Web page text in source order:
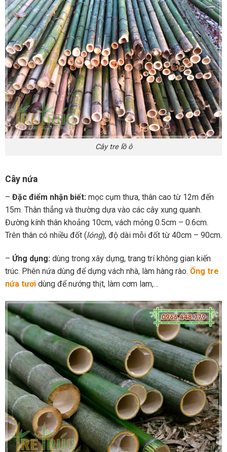
Cây tre lồ ô
Cây nứa
– Đặc điểm nhận biết: mọc cụm thưa, thân cao từ 12m đến
15m. Thân thẳng và thường dựa vào các cây xung quanh.
Đường kính thân khoảng 10cm, vách mỏng 0.5cm – 0.6cm.
Trên thân có nhiều đốt (lóng), độ dài mỗi đốt từ 40cm – 90cm.
– Ứng dụng: dùng trong xây dựng, trang trí không gian kiến
trúc. Phên nứa dùng để dựng vách nhà, làm hàng rào. Ống tre
nứa tươi dùng để nướng thịt, làm cơm lam,…